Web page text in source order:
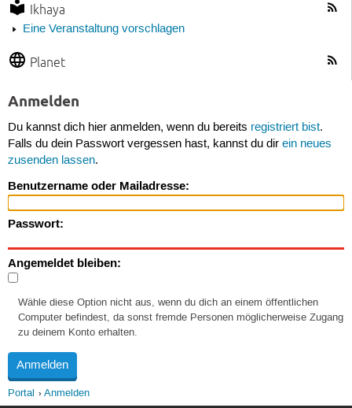
Ikhaya
Eine Veranstaltung vorschlagen
Planet
Anmelden
Du kannst dich hier anmelden, wenn du bereits registriert bist.
Falls du dein Passwort vergessen hast, kannst du dir ein neues
zusenden lassen.
Benutzername oder Mailadresse:
Passwort:
Angemeldet bleiben:
Wähle diese Option nicht aus, wenn du dich an einem öffentlichen
Computer befindest, da sonst fremde Personen möglicherweise Zugang
zu deinem Konto erhalten.
Portal Anmelden